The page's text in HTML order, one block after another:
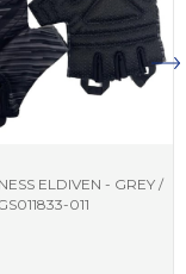
ELDIVEN - GREY /
011